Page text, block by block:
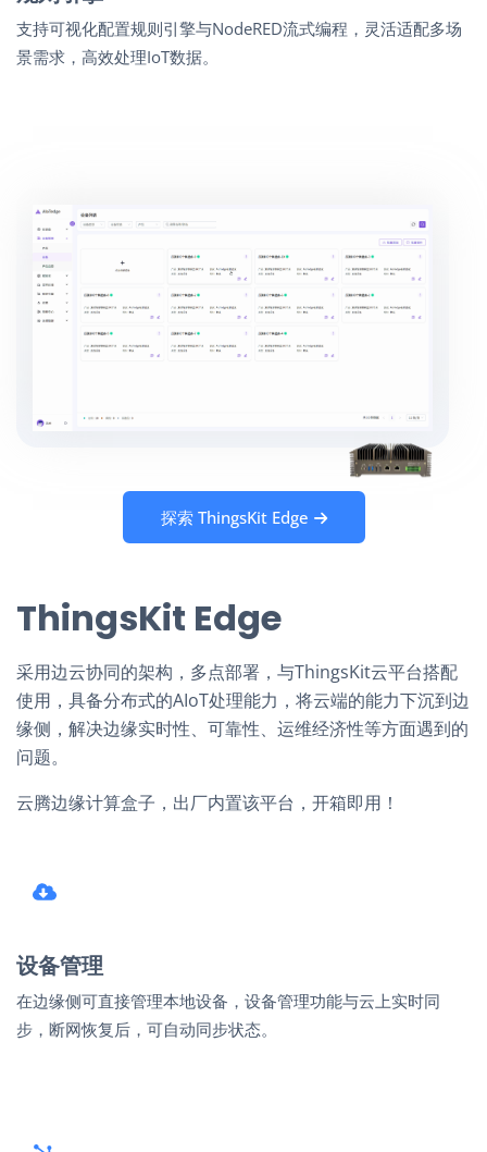
支持可视化配置规则引擎与NodeRED流式编程，灵活适配多场
景需求，高效处理IoT数据。
探索 ThingsKit Edge
ThingsKit Edge
采用边云协同的架构，多点部署，与ThingsKit云平台搭配
使用，具备分布式的AIoT处理能力，将云端的能力下沉到边
缘侧，解决边缘实时性、可靠性、运维经济性等方面遇到的
问题。
云腾边缘计算盒子，出厂内置该平台，开箱即用！
设备管理
在边缘侧可直接管理本地设备，设备管理功能与云上实时同
步，断网恢复后，可自动同步状态。